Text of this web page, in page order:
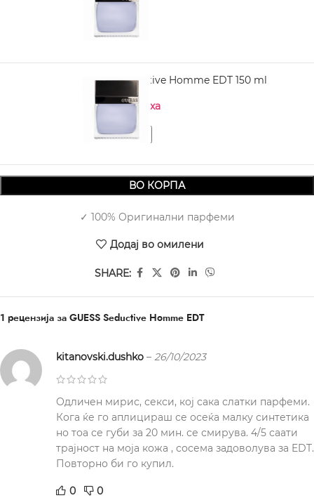
GUESS Seductive Homme EDT 150 ml
Нема на залиха
ВО КОРПА
✓ 100% Оригинални парфеми
Додај во омилени
SHARE:
1 рецензија за GUESS Seductive Homme EDT
kitanovski.dushko – 26/10/2023
Одличен мирис, секси, кој сака слатки парфеми.
Кога ќе го аплицираш се осеќа малку синтетика
но тоа се губи за 20 мин. се смирува. 4/5 саати
трајност на моја кожа , сосема задоволува за EDT.
Повторно би го купил.
0 0